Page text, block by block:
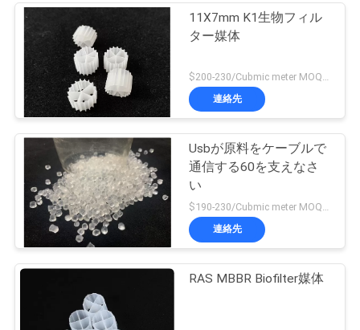
リ
11X7mm K1生物フィル
ター媒体
連絡先
Usbが原料をケーブルで
通信する60を支えなさ
い
$190-230/Cubmic meter MOQ:1CubmicMeter
連絡先
RAS MBBR Biofilter媒体